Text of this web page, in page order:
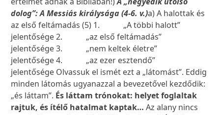
dolog”: A Messiás királysága (4-6. v.)a) A halottak és
az első feltámadás (5) 1. „A többi halott”
jelentősége 2. „az első feltámadás”
jelentősége 3. „nem keltek életre”
jelentősége 4. „az ezer esztendő”
jelentősége Olvassuk el ismét ezt a „látomást”. Eddig
minden látomás ugyanazzal a bevezetővel kezdődik:
„és láttam”. És láttam trónokat: helyet foglaltak
rajtuk, és ítélő hatalmat kaptak… Az alany nincs